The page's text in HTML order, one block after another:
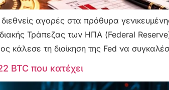
διεθνείς αγορές στα πρόθυρα
Τράπεζας των ΗΠΑ (Federal
τη διοίκηση της Fed να
BTC που κατέχει